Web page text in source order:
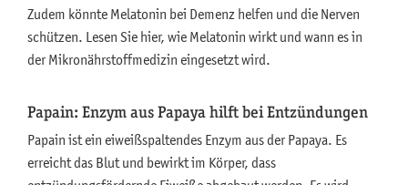
Zudem könnte Melatonin bei Demenz helfen und die Nerven
schützen. Lesen Sie hier, wie Melatonin wirkt und wann es in
der Mikronährstoffmedizin eingesetzt wird.
Papain: Enzym aus Papaya hilft bei Entzündungen
Papain ist ein eiweißspaltendes Enzym aus der Papaya. Es
erreicht das Blut und bewirkt im Körper, dass